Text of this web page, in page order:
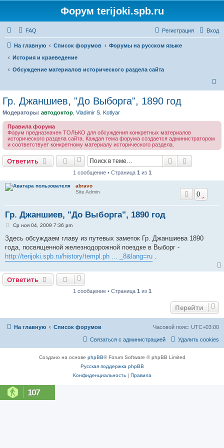
Форум terijoki.spb.ru
FAQ Вход
Регистрация
На главную Список форумов
Форумы на русском языке
История и краеведение
Обсуждение материалов исторического раздела сайта
Гр. Джаншиев, "До Выборга", 1890 год
Модераторы: автодоктор Vladimir S. Kotlyar
Правила форума
Форум предназначен ТОЛЬКО для обсуждения конкретных материалов
исторического раздела сайта. Каждая тема форума создается администратором
и соответствует конкретному материалу исторического раздела.
Ответить Поиск
1 сообщение • Страница 1 из 1
abravo
Site Admin
Гр. Джаншиев, "До Выборга", 1890 год
0
С
о
б
щ
е
н
е
Ср ноя 04, 2009 7:36 pm
Здесь обсуждаем главу из путевых заметок Гр. Джаншиева 1890
года, посвященной железнодорожной поездке в Выборг -
http://terijoki.spb.ru/history/templ.ph ... _8&lang=ru .
Ответить
1 сообщение • Страница 1 из 1
Перейти
На главную Список форумов Часовой пояс: UTC+03:00
Удалить cookies
Связаться с администрацией
Создано на основе phpBB® Forum Software © phpBB Limited
Русская поддержка phpBB
Конфиденциальность| Правила
107